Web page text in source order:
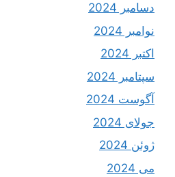
دسامبر 2024
نوامبر 2024
اکتبر 2024
سپتامبر 2024
آگوست 2024
جولای 2024
ژوئن 2024
می 2024